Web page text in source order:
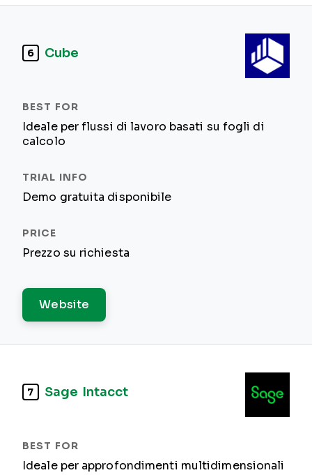
6 Cube
Ideale per flussi di lavoro basati su fogli di
calcolo
Demo gratuita disponibile
Prezzo su richiesta
Website
7 Sage Intacct
Ideale per approfondimenti multidimensionali